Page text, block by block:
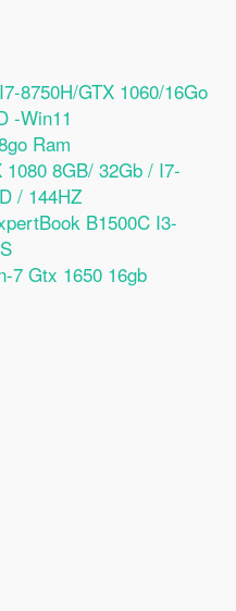
8750H/GTX 1060/16Go
-Win11
Ram
8GB/ 32Gb / I7-
/ 144HZ
B1500C I3-
7 Gtx 1650 16gb